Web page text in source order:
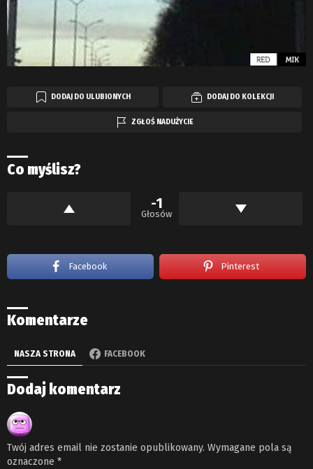
DODAJ DO ULUBIONYCH DODAJ DO KOLEKCJI
ZGŁOŚ NADUŻYCIE
Co myślisz?
-1
Głosów
Facebook Pinterest
Komentarze
NASZA STRONA FACEBOOK
Dodaj komentarz
Twój adres email nie zostanie opublikowany. Wymagane pola są
oznaczone *